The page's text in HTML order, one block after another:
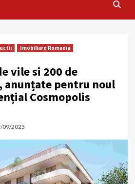
Imobiliare Romania
vile si 200 de
anunțate pentru noul
Cosmopolis
09/2025